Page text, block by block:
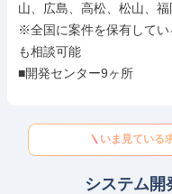
山、広島、高松、松山、
※全国に案件を保有して
も相談可能
■開発センター9ヶ所
いま見ている
システム開